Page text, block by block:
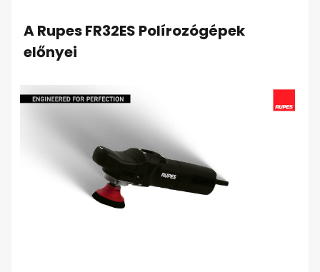
A Rupes FR32ES Polírozógépek
előnyei